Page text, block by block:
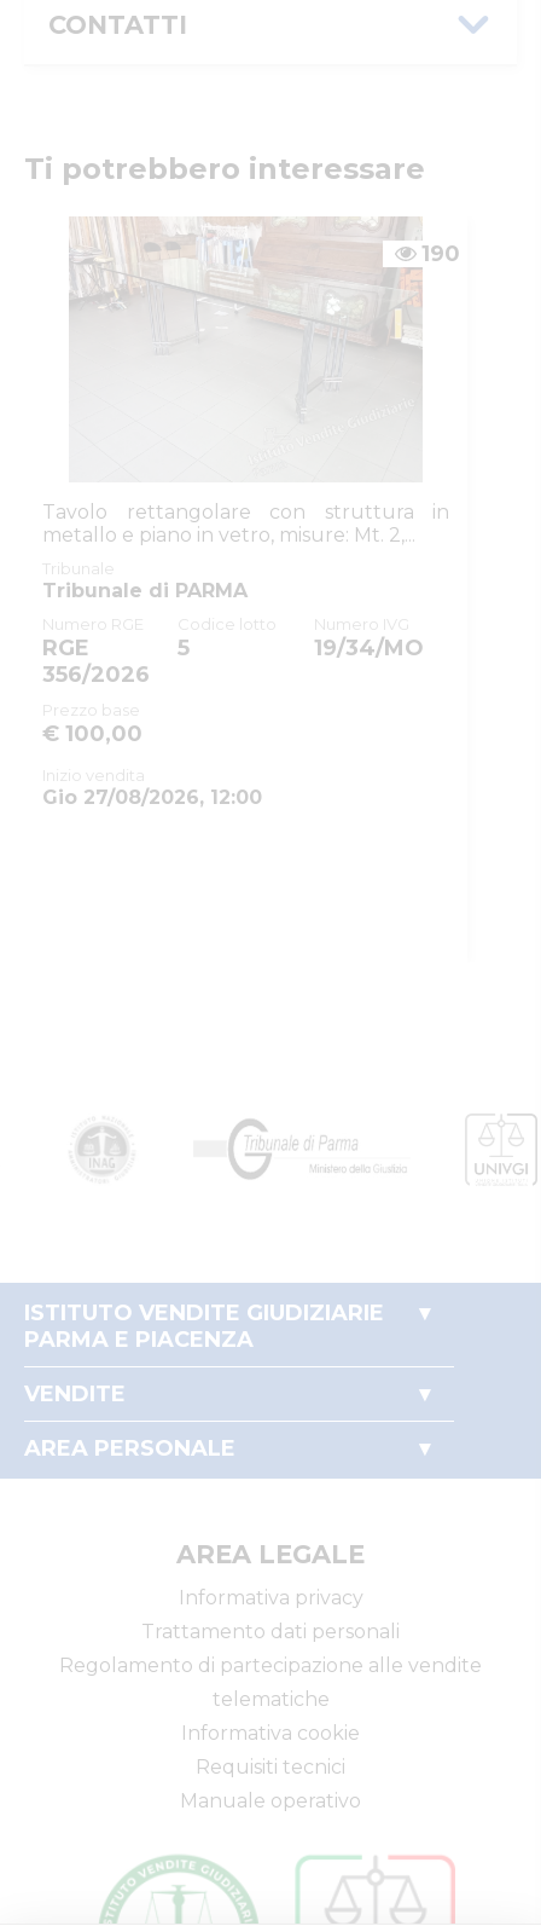
CONTATTI
Custode
GIUDIZIARIE
Email/PEC
:isvegi@ivgparma.it
Ti potrebbero interessare
190
Tavolo rettangolare con struttura in
metallo e piano in vetro, misure: Mt. 2,...
Tribunale
Tribunale di PARMA
Numero RGE
RGE
356/2026
Codice lotto
5
Numero IVG
19/34/MO
Prezzo base
€ 100,00
Inizio vendita
Gio 27/08/2026, 12:00
ISTITUTO VENDITE GIUDIZIARIE
PARMA E PIACENZA
Perché comprare all'asta
Partecipare alle aste
VENDITE
Beni mobili
AREA PERSONALE
Il mio profilo
AREA LEGALE
Informativa privacy
Trattamento dati personali
Regolamento di partecipazione alle vendite
telematiche
Informativa cookie
Requisiti tecnici
Manuale operativo